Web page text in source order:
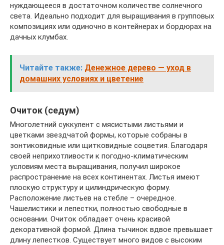
нуждающееся в достаточном количестве солнечного
света. Идеально подходит для выращивания в групповых
композициях или одиночно в контейнерах и бордюрах на
дачных клумбах.
Читайте также: Денежное дерево — уход в
домашних условиях и цветение
Очиток (седум)
Многолетний суккулент с мясистыми листьями и
цветками звездчатой формы, которые собраны в
зонтиковидные или щитковидные соцветия. Благодаря
своей неприхотливости к погодно-климатическим
условиям места выращивания, получил широкое
распространение на всех континентах. Листья имеют
плоскую структуру и цилиндрическую форму.
Расположение листьев на стебле – очередное.
Чашелистики и лепестки, полностью свободные в
основании. Очиток обладает очень красивой
декоративной формой. Длина тычинок вдвое превышает
длину лепестков. Существует много видов с высоким